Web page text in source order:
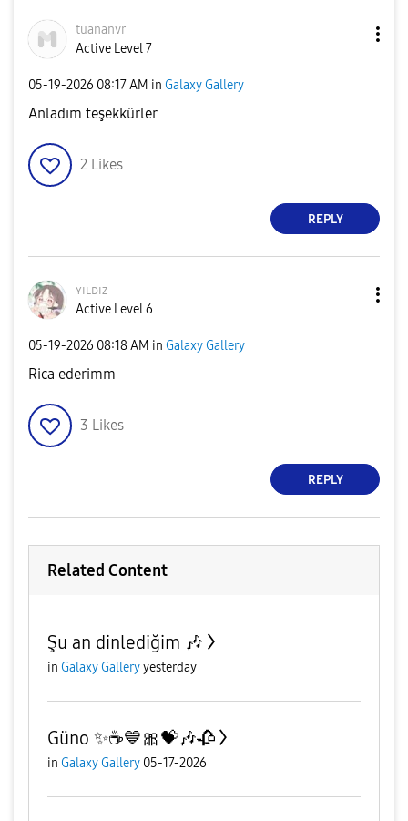
tuananvr
Active Level 7
‎05-19-2026 08:17 AM in Galaxy Gallery
Anladım teşekkürler
2 Likes
REPLY
ʏɪʟᴅɪᴢ
Active Level 6
‎05-19-2026 08:18 AM in Galaxy Gallery
Rica ederimm
3 Likes
REPLY
Related Content
Şu an dinlediğim 🎶
in Galaxy Galleryyesterday
Güno ✨️☕️💙🎀💝🎶🥀
in Galaxy Gallery 05-17-2026